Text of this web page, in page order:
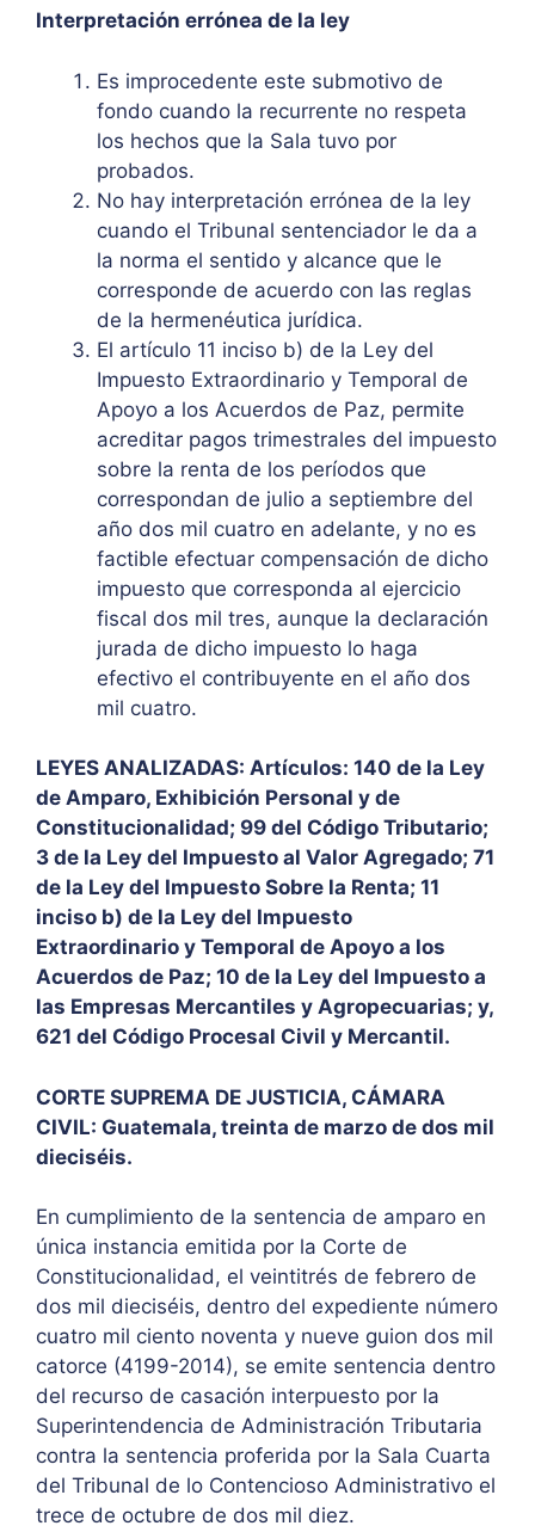
Interpretación errónea de la ley
Es improcedente este submotivo de
fondo cuando la recurrente no respeta
los hechos que la Sala tuvo por
probados.
No hay interpretación errónea de la ley
cuando el Tribunal sentenciador le da a
la norma el sentido y alcance que le
corresponde de acuerdo con las reglas
de la hermenéutica jurídica.
El artículo 11 inciso b) de la Ley del
Impuesto Extraordinario y Temporal de
Apoyo a los Acuerdos de Paz, permite
acreditar pagos trimestrales del impuesto
sobre la renta de los períodos que
correspondan de julio a septiembre del
año dos mil cuatro en adelante, y no es
factible efectuar compensación de dicho
impuesto que corresponda al ejercicio
fiscal dos mil tres, aunque la declaración
jurada de dicho impuesto lo haga
efectivo el contribuyente en el año dos
mil cuatro.
LEYES ANALIZADAS: Artículos: 140 de la Ley
de Amparo, Exhibición Personal y de
Constitucionalidad; 99 del Código Tributario;
3 de la Ley del Impuesto al Valor Agregado; 71
de la Ley del Impuesto Sobre la Renta; 11
inciso b) de la Ley del Impuesto
Extraordinario y Temporal de Apoyo a los
Acuerdos de Paz; 10 de la Ley del Impuesto a
las Empresas Mercantiles y Agropecuarias; y,
621 del Código Procesal Civil y Mercantil.
CORTE SUPREMA DE JUSTICIA, CÁMARA
CIVIL: Guatemala, treinta de marzo de dos mil
dieciséis.
En cumplimiento de la sentencia de amparo en
única instancia emitida por la Corte de
Constitucionalidad, el veintitrés de febrero de
dos mil dieciséis, dentro del expediente número
cuatro mil ciento noventa y nueve guion dos mil
catorce (4199-2014), se emite sentencia dentro
del recurso de casación interpuesto por la
Superintendencia de Administración Tributaria
contra la sentencia proferida por la Sala Cuarta
del Tribunal de lo Contencioso Administrativo el
trece de octubre de dos mil diez.